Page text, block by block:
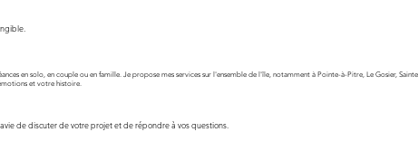
en solo, en couple ou en famille. Je propose mes services sur l'ensemble de l'île, notamment à Pointe-à-Pitre, Le Gosier,
et votre histoire.
de discuter de votre projet et de répondre à vos questions.